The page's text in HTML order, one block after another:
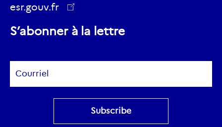
esr.gouv.fr
ec.europa.eu
S’abonner à la lettre